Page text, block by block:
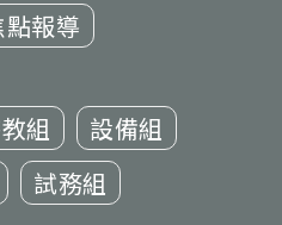
報導
組
設備組
試務組